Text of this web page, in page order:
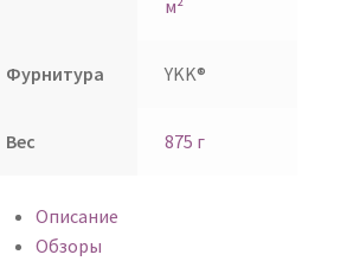
м²
Фурнитура YKK®
Вес 875 г
Описание
Обзоры